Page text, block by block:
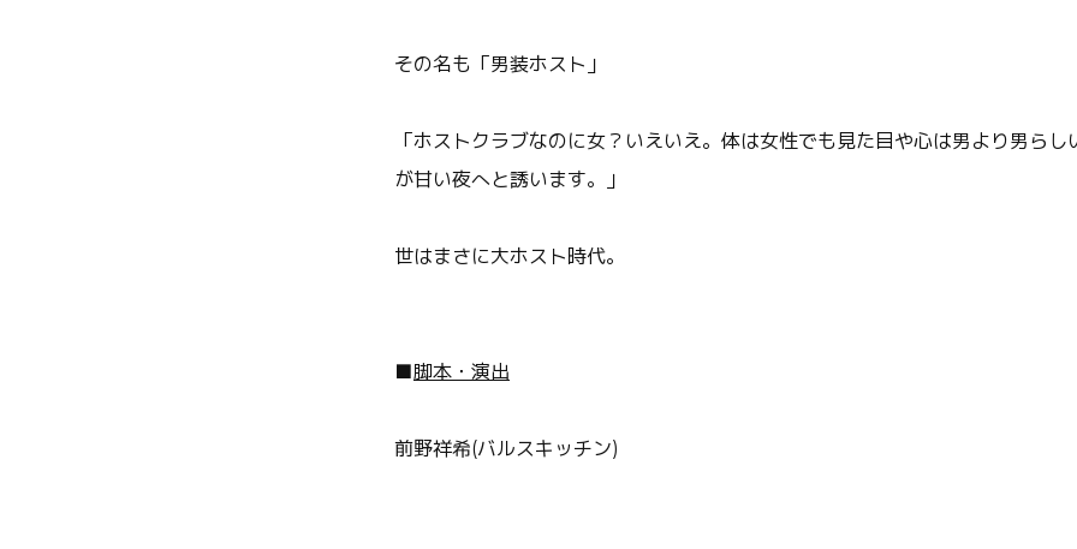
その名も「男装ホスト」
「ホストクラブなのに女？いえいえ。体は女性でも見た目や心は男より男らし
が甘い夜へと誘います。」
世はまさに大ホスト時代。
■脚本・演出
前野祥希(バルスキッチン)